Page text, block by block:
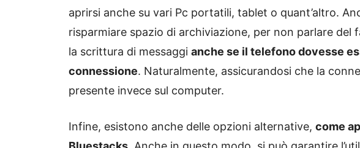
aprirsi anche su vari Pc portatili, tablet o quant’altro.
risparmiare spazio di archiviazione, per non parlare
la scrittura di messaggi anche se il telefono dovesse
connessione. Naturalmente, assicurandosi che la
presente invece sul computer.
Infine, esistono anche delle opzioni alternative, come